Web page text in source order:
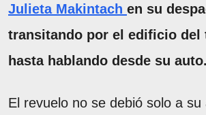
Julieta Makintach en su
transitando por el edificio del
hasta hablando desde su auto.
El revuelo no se debió solo a su